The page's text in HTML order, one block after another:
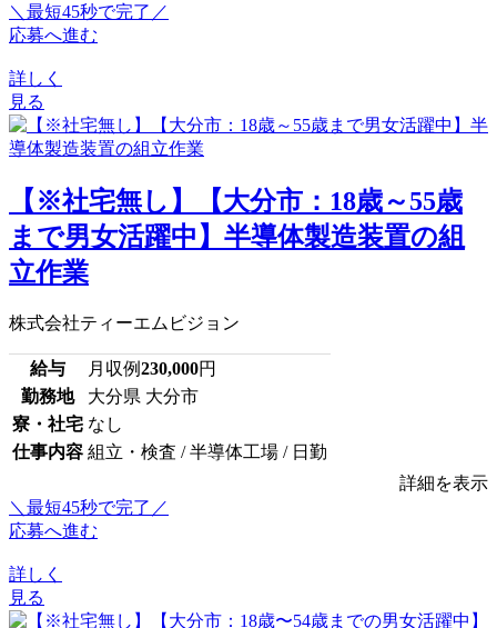
＼最短45秒で完了／
応募へ進む
詳しく
見る
【※社宅無し】【大分市：18歳～55歳
まで男女活躍中】半導体製造装置の組
立作業
株式会社ティーエムビジョン
給与 月収例230,000円
勤務地
大分県 大分市
寮・社宅 なし
仕事内容 組立・検査 / 半導体工場 / 日勤
詳細を表示
＼最短45秒で完了／
応募へ進む
詳しく
見る